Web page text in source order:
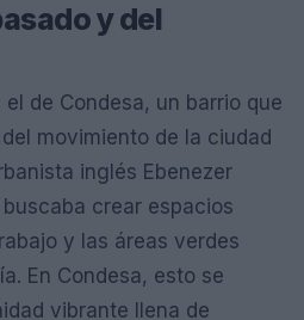
y del
de Condesa, un barrio que
movimiento de la ciudad
inglés Ebenezer
crear espacios
y las áreas verdes
En Condesa, esto se
vibrante llena de